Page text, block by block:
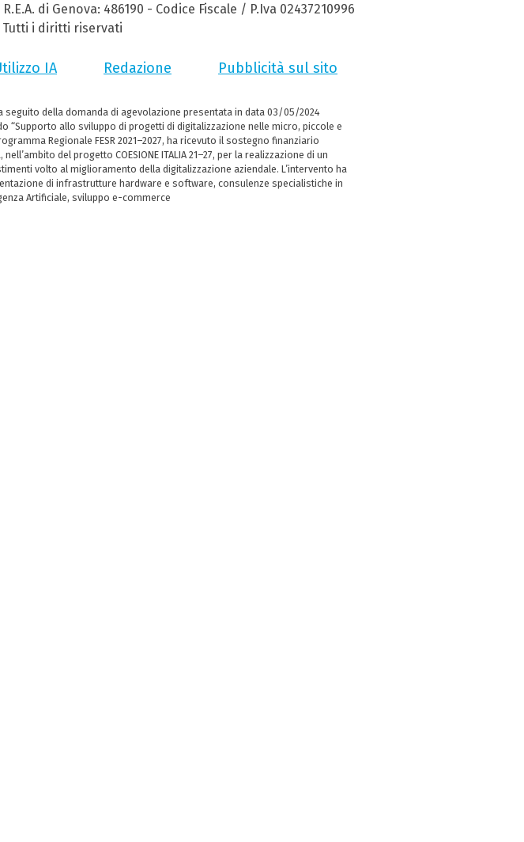
di Genova: 486190 - Codice Fiscale / P.Iva 02437210996
Tutti i diritti riservati
IA Redazione Pubblicità sul sito
a seguito della domanda di agevolazione presentata in data 03/05/2024
“Supporto allo sviluppo di progetti di digitalizzazione nelle micro, piccole e
Regionale FESR 2021–2027, ha ricevuto il sostegno finanziario
nell’ambito del progetto COESIONE ITALIA 21–27, per la realizzazione di un
volto al miglioramento della digitalizzazione aziendale. L’intervento ha
di infrastrutture hardware e software, consulenze specialistiche in
Artificiale, sviluppo e-commerce